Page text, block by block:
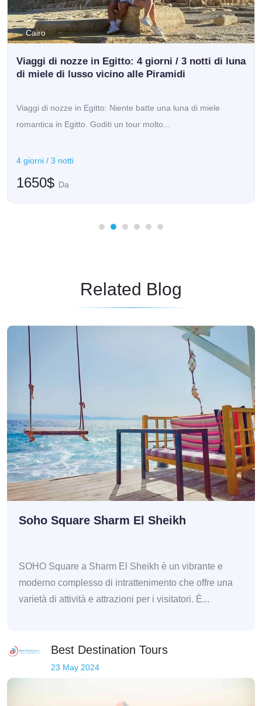
Cairo
Viaggi di nozze in Egitto: 4 giorni / 3 notti di luna
di miele di lusso vicino alle Piramidi
Viaggi di nozze in Egitto: Niente batte una luna di miele
romantica in Egitto. Goditi un tour molto...
4 giorni / 3 notti
1650$ Da
Related Blog
Soho Square Sharm El Sheikh
SOHO Square a Sharm El Sheikh è un vibrante e
moderno complesso di intrattenimento che offre una
varietà di attività e attrazioni per i visitatori. È...
Best Destination Tours
23 May 2024